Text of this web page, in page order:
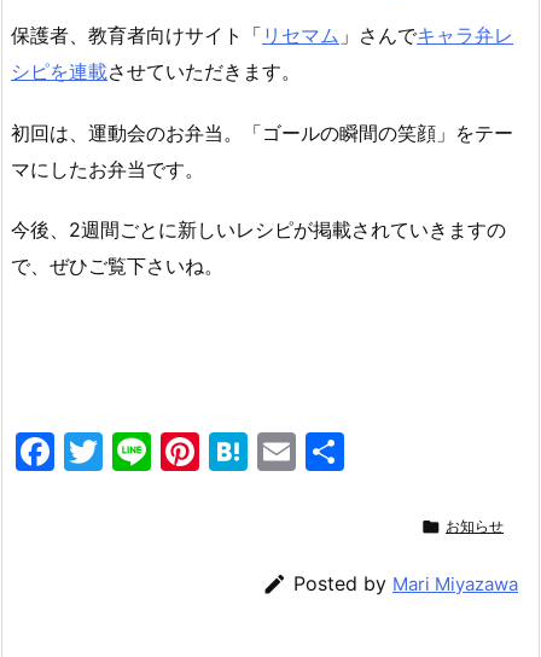
保護者、教育者向けサイト「 リセマム 」さんでキャラ弁レ
シピを連載させていただきます。
初回は、運動会のお弁当。「ゴールの瞬間の笑顔」をテー
マにしたお弁当です。
今後、2週間ごとに新しいレシピが掲載されていきますの
で、ぜひご覧下さいね。
F
T
Li Pi H
a
E
l
 お知らせ
 Posted by Mari Miyazawa